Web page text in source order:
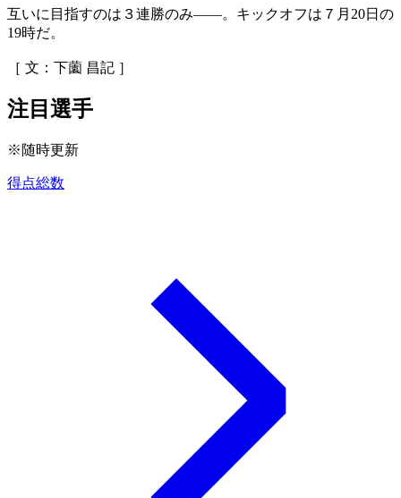
互いに目指すのは３連勝のみ――。キックオフは７月20日の
19時だ。
［ 文：下薗 昌記 ］
注目選手
※随時更新
得点総数